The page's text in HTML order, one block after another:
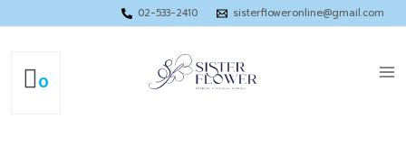
to
02-533-2410 sisterfloweronline@gmail.com
0